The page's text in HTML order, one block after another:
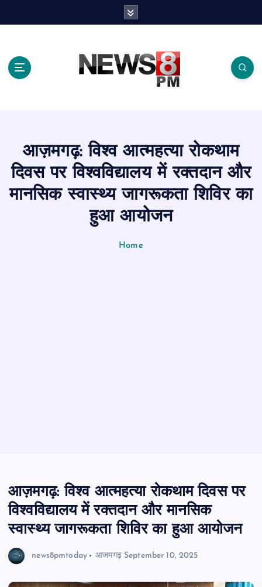
आज़मगढ़: विश्व आत्महत्या रोकथाम
दिवस पर विश्वविद्यालय में रक्तदान और
मानसिक स्वास्थ्य जागरूकता शिविर का
हुआ आयोजन
Home
आज़मगढ़: विश्व आत्महत्या रोकथाम दिवस पर
विश्वविद्यालय में रक्तदान और मानसिक
स्वास्थ्य जागरूकता शिविर का हुआ आयोजन
news8pmtoday आजमगढ़ September 10, 2025